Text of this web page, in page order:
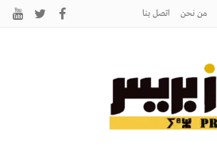
من نحن اتصل بنـا